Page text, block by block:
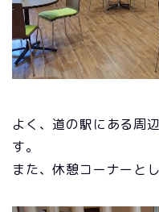
よく、道の駅にある周
す。
また、休憩コーナーと